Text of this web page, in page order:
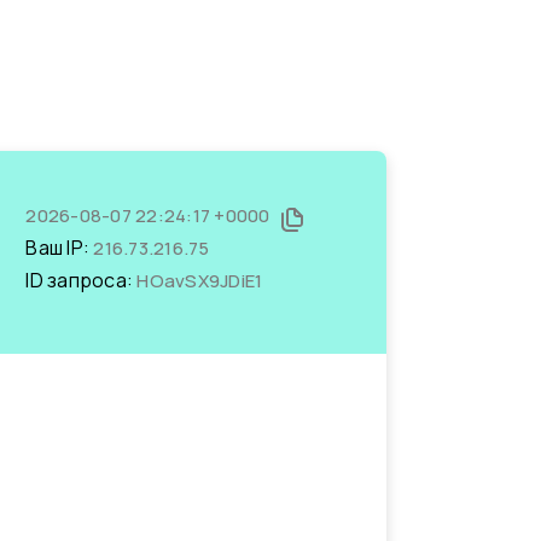
2026-08-07 22:24:17 +0000
Ваш IP:216.73.216.75
ID запроса:HOavSX9JDiE1